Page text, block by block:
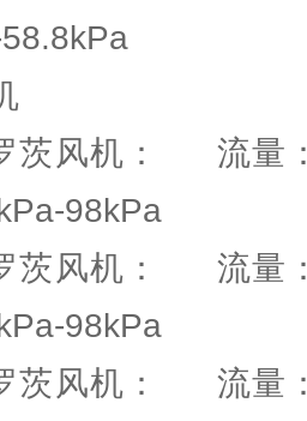
茨风机： 流量
98kPa
茨风机： 流量
98kPa
茨风机： 流量